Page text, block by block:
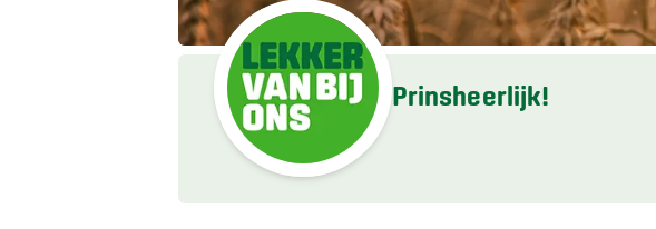
Prinsheerlijk!